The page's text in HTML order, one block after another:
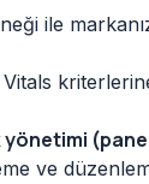
ile
yönetimi
ve